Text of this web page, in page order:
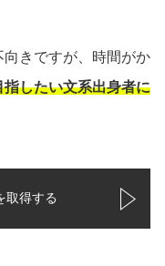
きですが、時間がか
したい文系出身者に
取得する